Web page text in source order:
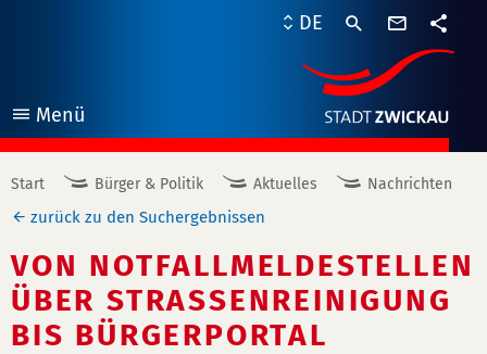
Menü
öffnen
DE
Start Bürger & Politik Aktuelles Nachrichten
zurück zu den Suchergebnissen
VON NOTFALLMELDESTELLEN
ÜBER STRASSENREINIGUNG B
IS BÜRGERPORTAL